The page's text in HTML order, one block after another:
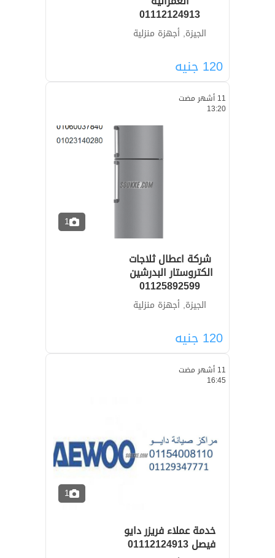
01112124913
الجيزة, أجهزة منزلية
120 جنيه
11 أشهر مضت
13:20
1
شركة اعطال ثلاجات
01125892599
الجيزة, أجهزة منزلية
120 جنيه
11 أشهر مضت
16:45
1
خدمة عملاء فريزر دايو
فيصل ‎‎ 01112124913